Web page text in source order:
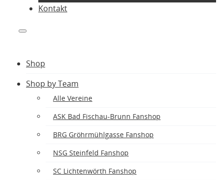
Kontakt
Shop
Shop by Team
Alle Vereine
ASK Bad Fischau-Brunn Fanshop
BRG Gröhrmühlgasse Fanshop
NSG Steinfeld Fanshop
SC Lichtenwörth Fanshop